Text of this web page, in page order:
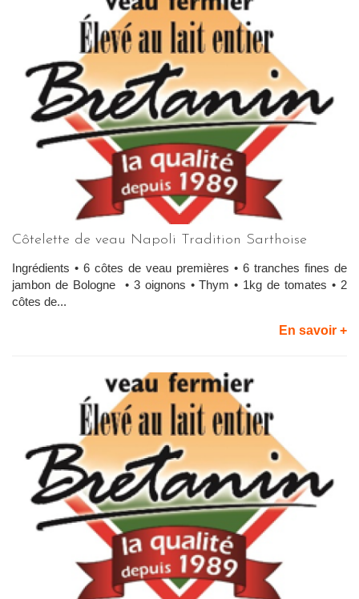
Côtelette de veau Napoli Tradition Sarthoise
Ingrédients • 6 côtes de veau premières • 6 tranches fines de
jambon de Bologne • 3 oignons • Thym • 1kg de tomates • 2
côtes de...
En savoir +